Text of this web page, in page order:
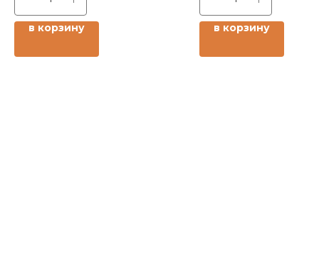
в корзину в корзину